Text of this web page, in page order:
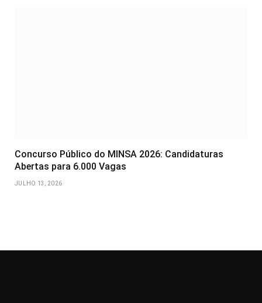
Concurso Público do MINSA 2026: Candidaturas
Abertas para 6.000 Vagas
JULHO 13, 2026